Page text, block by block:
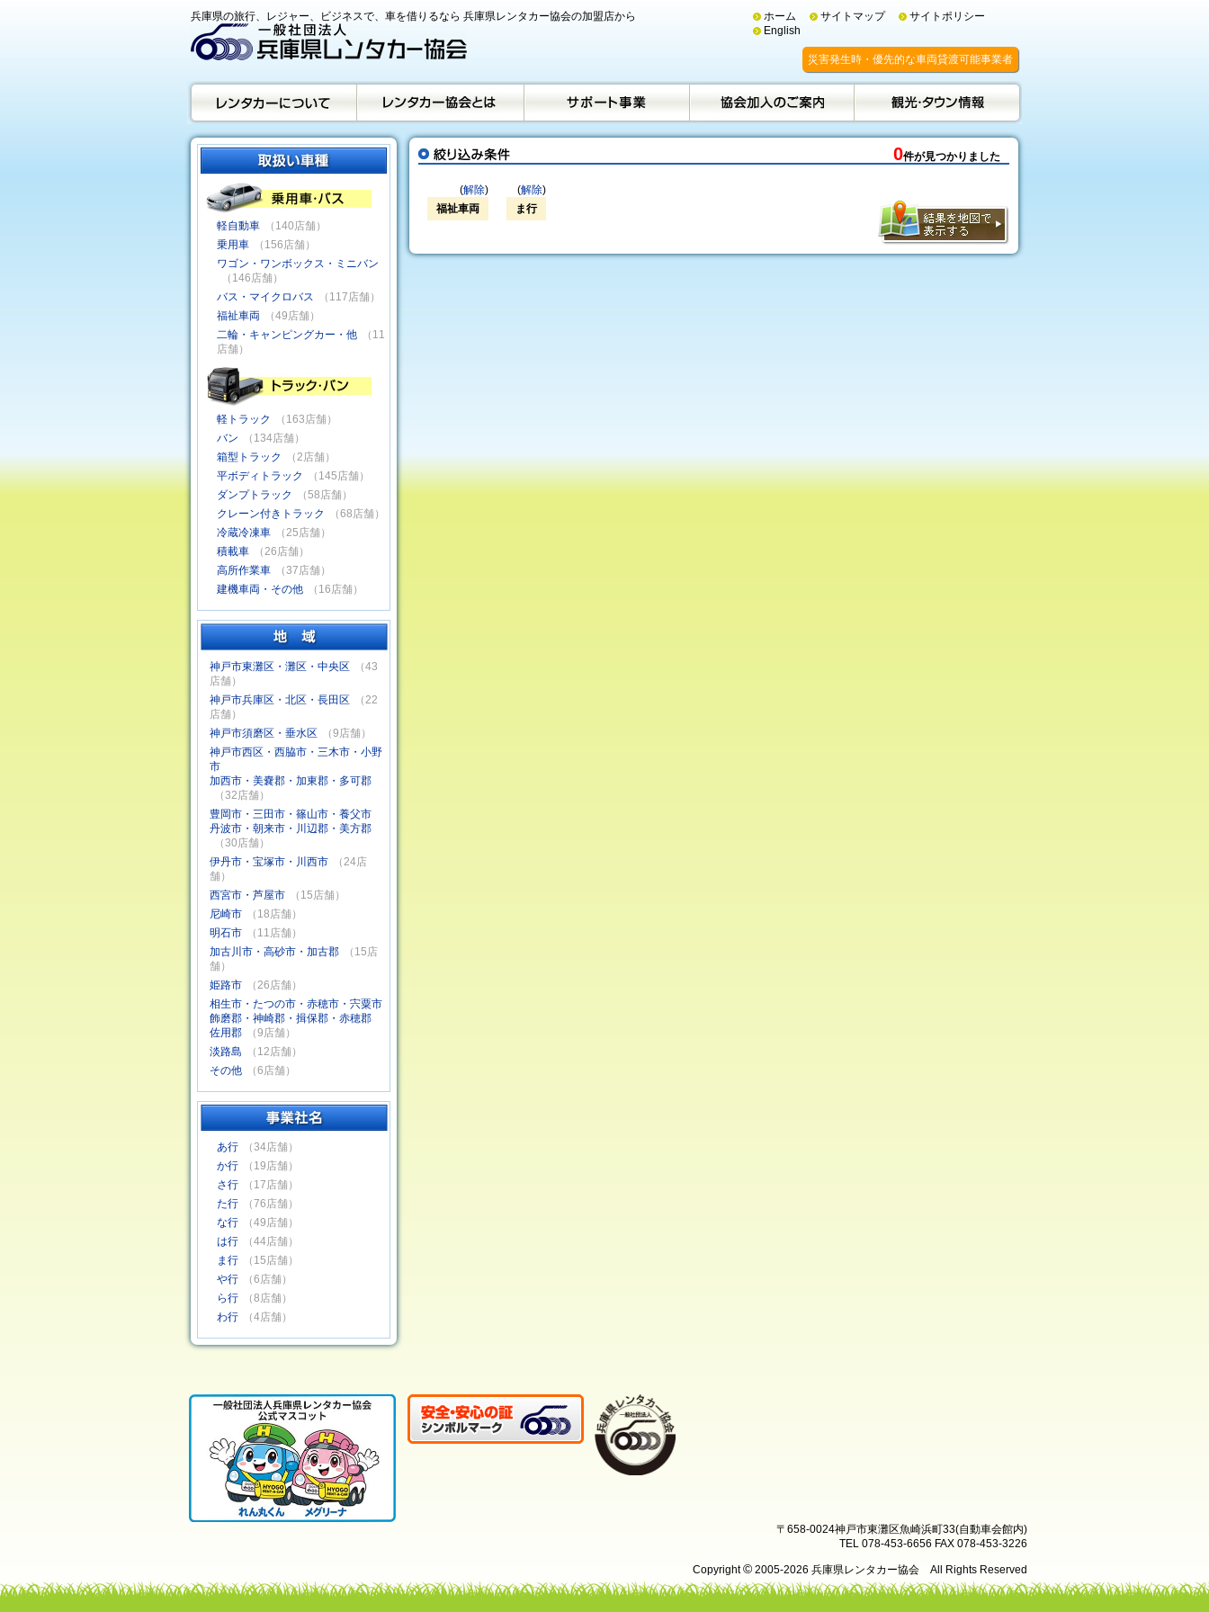
兵庫県の旅行、レジャー、ビジネスで、車を借りるなら 兵庫県レンタカー協会の加盟店から ホーム サイトマップ
サイトポリシー
English
災害発生時・優先的な車両貸渡可能事業者
0件が見つかりました
(解除)
福祉車両
(解除)
ま行
軽自動車
（140店舗）
乗用車
（156店舗）
ワゴン・ワンボックス・ミニバン
（146店舗）
バス・マイクロバス
（117店舗）
福祉車両
（49店舗）
二輪・キャンピングカー・他
（11
店舗）
軽トラック
（163店舗）
バン
（134店舗）
箱型トラック
（2店舗）
平ボディトラック
（145店舗）
ダンプトラック
（58店舗）
クレーン付きトラック
（68店舗）
冷蔵冷凍車
（25店舗）
積載車
（26店舗）
高所作業車
（37店舗）
建機車両・その他
（16店舗）
神戸市東灘区・灘区・中央区
（43
店舗）
神戸市兵庫区・北区・長田区
（22
店舗）
神戸市須磨区・垂水区
（9店舗）
神戸市西区・西脇市・三木市・小野
市
加西市・美嚢郡・加東郡・多可郡
（32店舗）
豊岡市・三田市・篠山市・養父市
丹波市・朝来市・川辺郡・美方郡
（30店舗）
伊丹市・宝塚市・川西市
（24店
舗）
西宮市・芦屋市
（15店舗）
尼崎市
（18店舗）
明石市
（11店舗）
加古川市・高砂市・加古郡
（15店
舗）
姫路市
（26店舗）
相生市・たつの市・赤穂市・宍粟市
飾磨郡・神崎郡・揖保郡・赤穂郡
佐用郡
（9店舗）
淡路島
（12店舗）
その他
（6店舗）
あ行
（34店舗）
か行
（19店舗）
さ行
（17店舗）
た行
（76店舗）
な行
（49店舗）
は行
（44店舗）
ま行
（15店舗）
や行
（6店舗）
ら行
（8店舗）
わ行
（4店舗）
〒658-0024神戸市東灘区魚崎浜町33(自動車会館内)
TEL 078-453-6656 FAX 078-453-3226
Copyright© 2005-2026 兵庫県レンタカー協会 All Rights Reserved